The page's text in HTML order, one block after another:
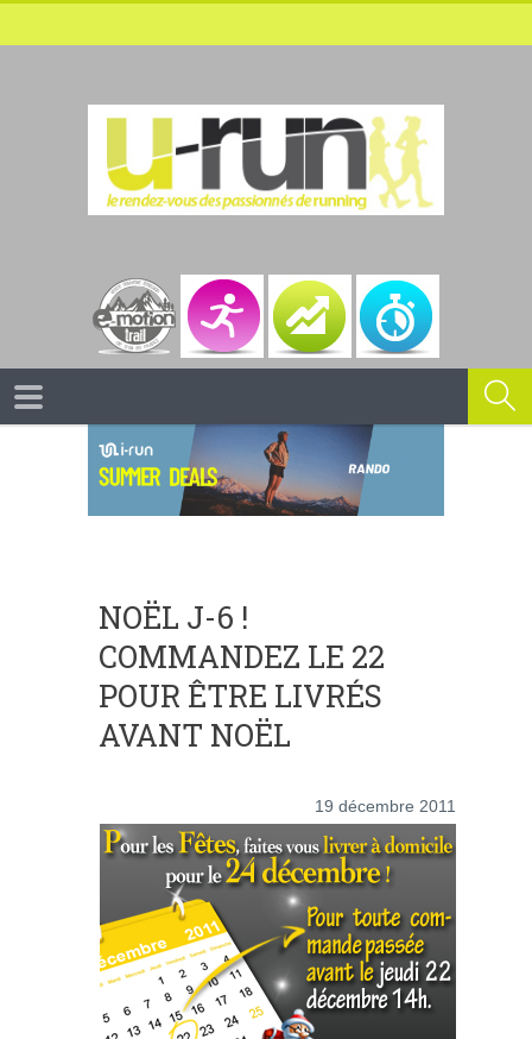
NOËL J-6 !
COMMANDEZ LE 22
POUR ÊTRE LIVRÉS
AVANT NOËL
19 décembre 2011